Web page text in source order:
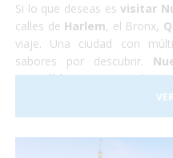
Si lo que deseas esvisitar
calles de Harlem, el Bronx,
viaje. Una ciudad con
sabores por descubrir.
accesible, que se puede
,
ruedas sin problemas,visitar
conocer Washington
en